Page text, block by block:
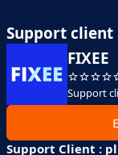
Support client
FIXEE
Support
Support Client :